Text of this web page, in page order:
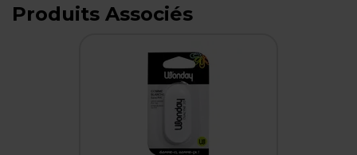
Produits Associés